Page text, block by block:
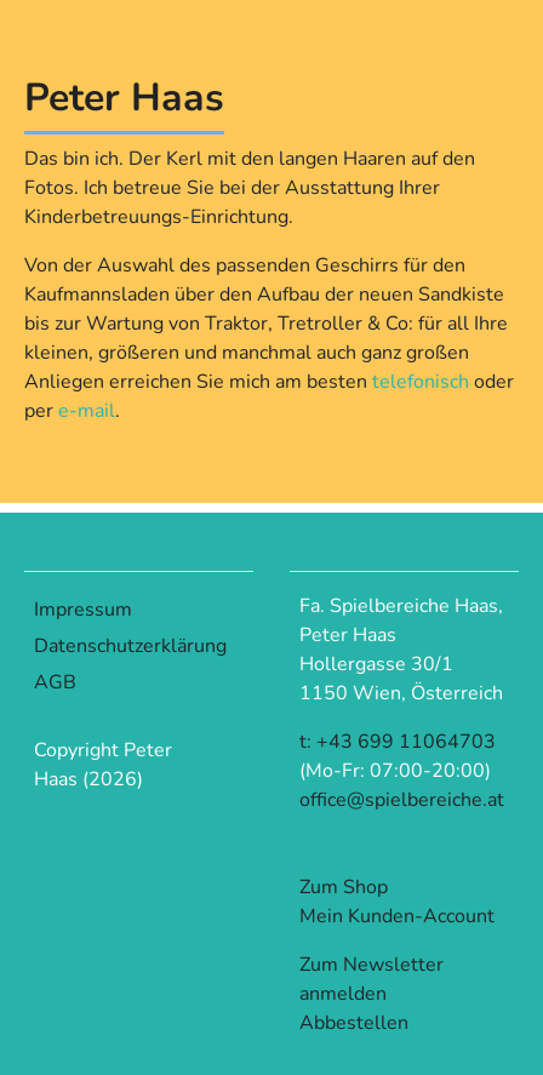
Peter Haas
Das bin ich. Der Kerl mit den langen Haaren auf den
Fotos. Ich betreue Sie bei der Ausstattung Ihrer
Kinderbetreuungs-Einrichtung.
Von der Auswahl des passenden Geschirrs für den
Kaufmannsladen über den Aufbau der neuen Sandkiste
bis zur Wartung von Traktor, Tretroller & Co: für all Ihre
kleinen, größeren und manchmal auch ganz großen
Anliegen erreichen Sie mich am besten telefonisch oder
pere-mail.
Impressum
Datenschutzerklärung
AGB
Copyright Peter
Haas (2026)
Fa. Spielbereiche Haas,
Peter Haas
Hollergasse 30/1
1150 Wien, Österreich
t: +43 699 11064703
(Mo-Fr: 07:00-20:00)
office@spielbereiche.at
Zum Shop
Mein Kunden-Account
Zum Newsletter
anmelden
Abbestellen